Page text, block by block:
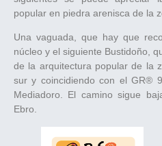
popular en piedra arenisca de la
Una vaguada, que hay que
núcleo y el siguiente Bustidoño,
de la arquitectura popular de la
sur y coincidiendo con el GR®
Mediadoro. El camino sigue
Ebro.